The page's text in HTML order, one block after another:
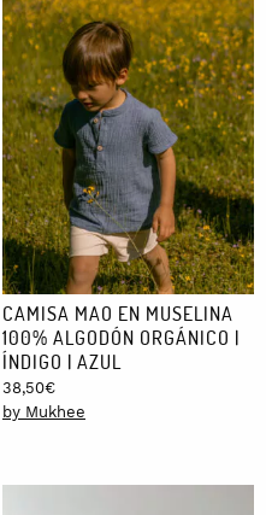
CAMISA MAO EN MUSELINA
100% ALGODÓN ORGÁNICO |
ÍNDIGO | AZUL
38,50€
by Mukhee